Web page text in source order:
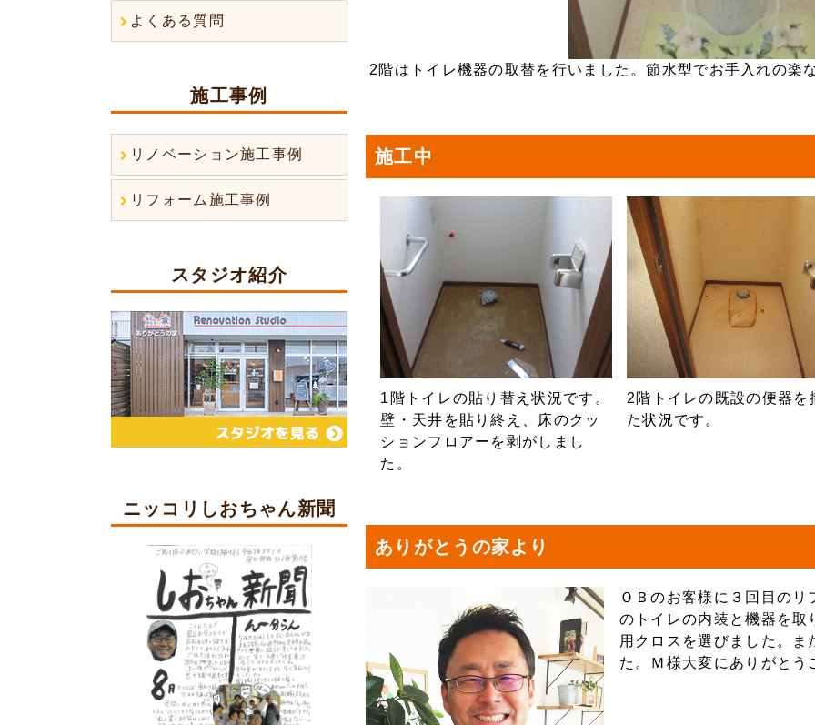
2階はトイレ機器の取替を行いました。節水型でお手入れの楽
施工中
1階トイレの貼り替え状況です。
壁・天井を貼り終え、床のクッ
ションフロアーを剥がしまし
た。
2階トイレの既設の便器を
た状況です。
ありがとうの家より
ＯＢのお客様に３回目の
のトイレの内装と機器を
用クロスを選びました。
た。Ｍ様大変にありがとう
よくある質問
施工事例
リノベーション施工事例
リフォーム施工事例
スタジオ紹介
ニッコリしおちゃん新聞